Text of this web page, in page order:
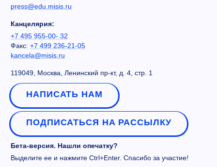
press@edu.misis.ru
Канцелярия:
+7 495 955-00- 32
Факс: +7 499 236-21-05
kancela@misis.ru
119049, Москва, Ленинский пр-кт, д. 4, стр. 1
НАПИСАТЬ НАМ
ПОДПИСАТЬСЯ НА РАССЫЛКУ
Бета-версия. Нашли опечатку?
Выделите ее и нажмите Ctrl+Enter. Спасибо за участие!